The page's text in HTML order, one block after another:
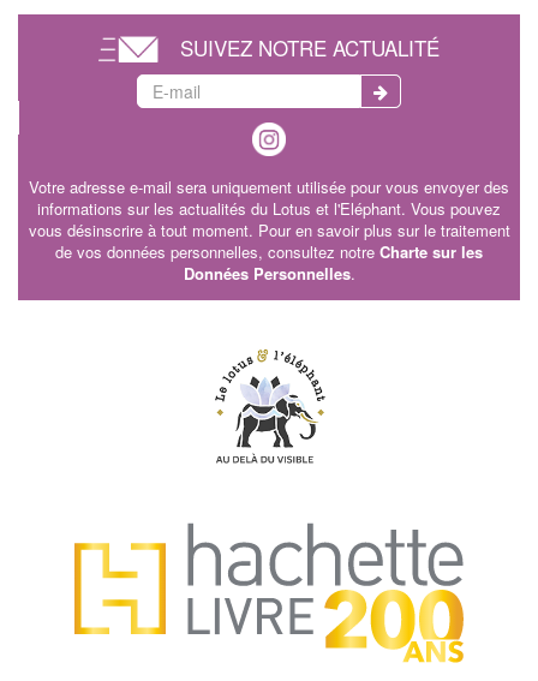
SUIVEZ NOTRE ACTUALITÉ
Votre adresse e-mail sera uniquement utilisée pour vous envoyer des
informations sur les actualités du Lotus et l'Eléphant. Vous pouvez
vous désinscrire à tout moment. Pour en savoir plus sur le traitement
de vos données personnelles, consultez notre Charte sur les
Données Personnelles.